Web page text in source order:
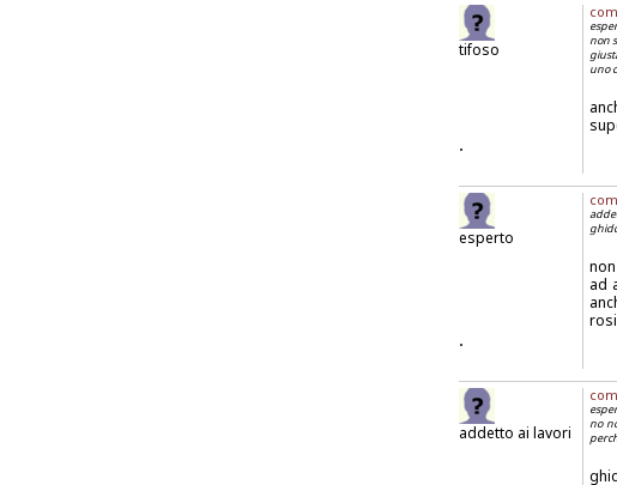
tifoso
non
uno
.
esperto
ad
.
addetto ai lavori
no